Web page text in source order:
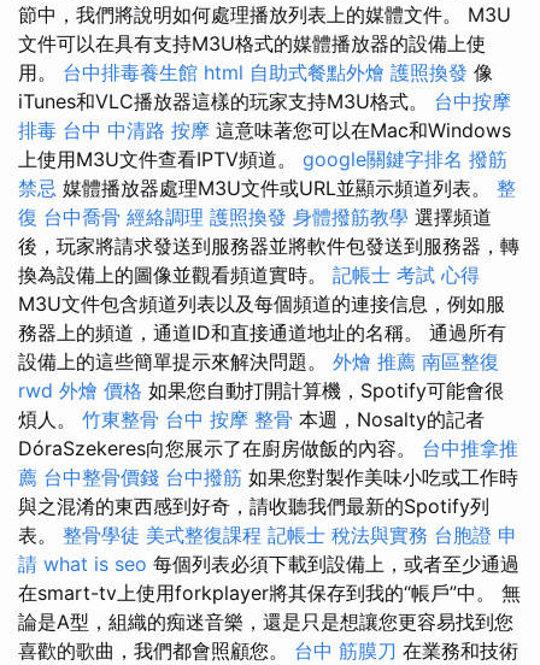
節中，我們將說明如何處理播放列表上的媒體文件。 M3U
文件可以在具有支持M3U格式的媒體播放器的設備上使
用。 台中排毒養生館 html 自助式餐點外燴 護照換發 像
iTunes和VLC播放器這樣的玩家支持M3U格式。 台中按摩
排毒 台中 中清路 按摩 這意味著您可以在Mac和Windows
上使用M3U文件查看IPTV頻道。 google關鍵字排名 撥筋
禁忌 媒體播放器處理M3U文件或URL並顯示頻道列表。 整
復 台中喬骨 經絡調理 護照換發 身體撥筋教學 選擇頻道
後，玩家將請求發送到服務器並將軟件包發送到服務器，轉
換為設備上的圖像並觀看頻道實時。 記帳士 考試 心得
M3U文件包含頻道列表以及每個頻道的連接信息，例如服
務器上的頻道，通道ID和直接通道地址的名稱。 通過所有
設備上的這些簡單提示來解決問題。 外燴 推薦 南區整復
rwd 外燴 價格 如果您自動打開計算機，Spotify可能會很
煩人。 竹東整骨 台中 按摩 整骨 本週，Nosalty的記者
DóraSzekeres向您展示了在廚房做飯的內容。 台中推拿推
薦 台中整骨價錢 台中撥筋 如果您對製作美味小吃或工作時
與之混淆的東西感到好奇，請收聽我們最新的Spotify列
表。 整骨學徒 美式整復課程 記帳士 稅法與實務 台胞證 申
請 what is seo 每個列表必須下載到設備上，或者至少通過
在smart-tv上使用forkplayer將其保存到我的“帳戶”中。 無
論是A型，組織的痴迷音樂，還是只是想讓您更容易找到您
喜歡的歌曲，我們都會照顧您。 台中 筋膜刀 在業務和技術